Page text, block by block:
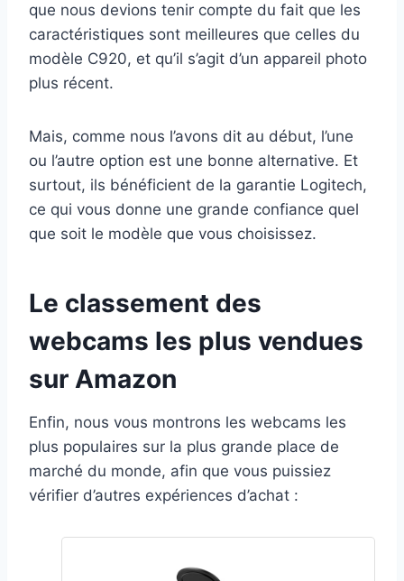
que nous devions tenir compte du fait que les
caractéristiques sont meilleures que celles du
modèle C920, et qu’il s’agit d’un appareil photo
plus récent.
Mais, comme nous l’avons dit au début, l’une
ou l’autre option est une bonne alternative. Et
surtout, ils bénéficient de la garantie Logitech,
ce qui vous donne une grande confiance quel
que soit le modèle que vous choisissez.
Le classement des
webcams les plus vendues
sur Amazon
Enfin, nous vous montrons les webcams les
plus populaires sur la plus grande place de
marché du monde, afin que vous puissiez
vérifier d’autres expériences d’achat :